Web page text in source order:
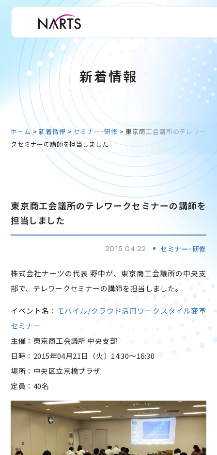
新着情報
ホーム>新着情報> セミナー･研修> 東京商工会議所のテレワー
クセミナーの講師を担当しました
東京商工会議所のテレワークセミナーの講師を
担当しました
2015.04.22 セミナー･研修
株式会社ナーツの代表 野中が、東京商工会議所の中央支
部で、テレワークセミナーの講師を担当しました。
イベント名： モバイル/クラウド活用ワークスタイル変革
セミナー
主催：東京商工会議所 中央支部
日時：2015年04月21日（火）14:30～16:30
場所：中央区立京橋プラザ
定員：40名